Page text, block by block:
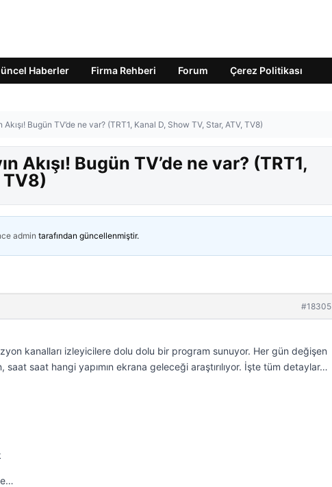
Haberler Firma Rehberi Forum Çerez Politikası
Bugün TV’de ne var? (TRT1, Kanal D, Show TV, Star, ATV, TV8)
Akışı! Bugün TV’de ne var? (TRT1,
TV8)
admin tarafından güncellenmiştir.
#18305
kanalları izleyicilere dolu dolu bir program sunuyor. Her gün değişen
saat saat hangi yapımın ekrana geleceği araştırılıyor. İşte tüm detaylar…